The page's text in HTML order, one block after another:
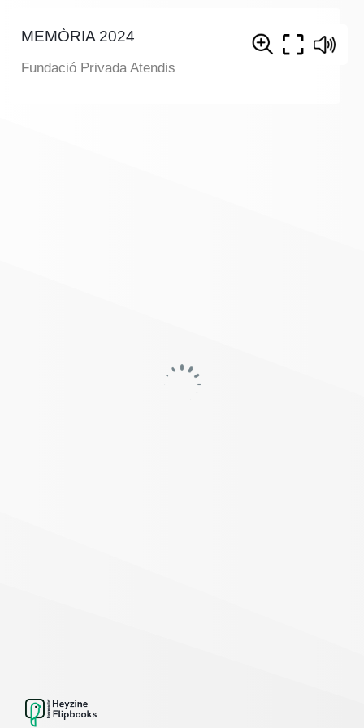
MEMÒRIA 2024
Fundació Privada Atendis